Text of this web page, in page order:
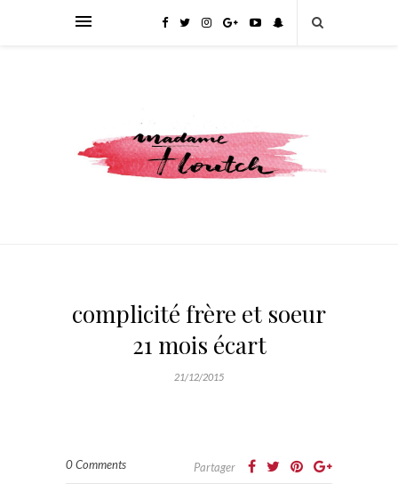
complicité frère et soeur
21 mois écart
21/12/2015
0 Comments Partager